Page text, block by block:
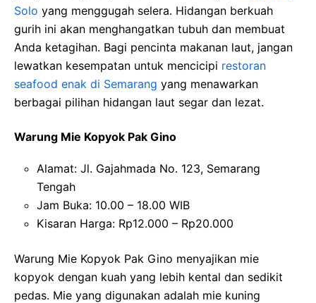
Solo yang menggugah selera. Hidangan berkuah
gurih ini akan menghangatkan tubuh dan membuat
Anda ketagihan. Bagi pencinta makanan laut, jangan
lewatkan kesempatan untuk mencicipi restoran
seafood enak di Semarang yang menawarkan
berbagai pilihan hidangan laut segar dan lezat.
Warung Mie Kopyok Pak Gino
Alamat: Jl. Gajahmada No. 123, Semarang
Tengah
Jam Buka: 10.00 – 18.00 WIB
Kisaran Harga: Rp12.000 – Rp20.000
Warung Mie Kopyok Pak Gino menyajikan mie
kopyok dengan kuah yang lebih kental dan sedikit
pedas. Mie yang digunakan adalah mie kuning